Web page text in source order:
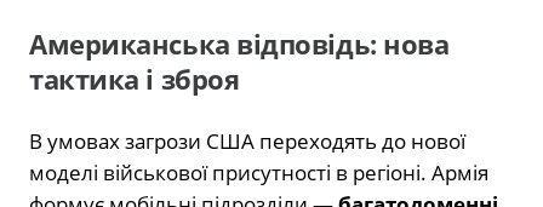
Американська відповідь: нова
тактика і зброя
В умовах загрози США переходять до нової
моделі військової присутності в регіоні. Армія